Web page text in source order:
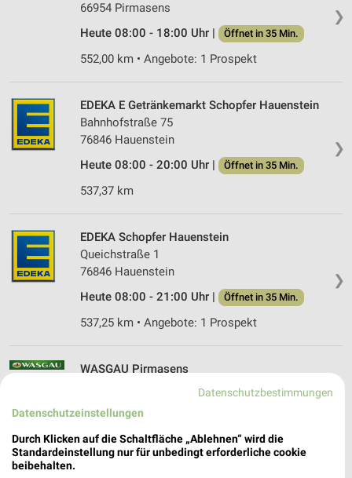
❯
66954 Pirmasens
Heute 08:00 - 18:00 Uhr |
Öffnet in 35 Min.
552,00 km • Angebote: 1 Prospekt
❯
EDEKA E Getränkemarkt Schopfer Hauenstein
Bahnhofstraße 75
76846 Hauenstein
Heute 08:00 - 20:00 Uhr |
Öffnet in 35 Min.
537,37 km
❯
EDEKA Schopfer Hauenstein
Queichstraße 1
76846 Hauenstein
Heute 08:00 - 21:00 Uhr |
Öffnet in 35 Min.
537,25 km • Angebote: 1 Prospekt
WASGAU Pirmasens
548,35 km • Angebote: 1 Prospekt
Datenschutzbestimmungen
Datenschutzeinstellungen
Durch Klicken auf die Schaltfläche „Ablehnen“ wird die
Standardeinstellung nur für unbedingt erforderliche cookie
beibehalten.